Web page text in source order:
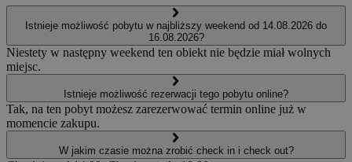
Istnieje możliwość pobytu w najbliższy weekend od 14.08.2026 do
16.08.2026?
Niestety w następny weekend ten obiekt nie będzie miał wolnych
miejsc.
Istnieje możliwość rezerwacji tego pobytu online?
Tak, na ten pobyt możesz zarezerwować termin online już w
momencie zakupu.
W jakim czasie można zrobić check in i check out?